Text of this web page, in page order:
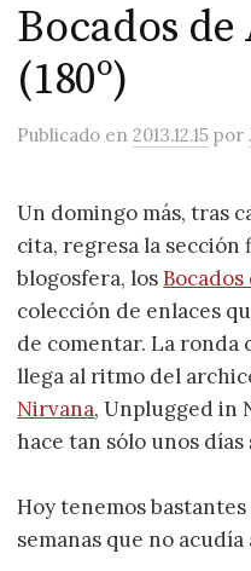
Bocados
(180º)
Publicado en2013.12.15 por
Un domingo más, tras
cita, regresa la sección
blogosfera, los
colección de enlaces
de comentar. La ronda
llega al ritmo del
Nirvana, Unplugged in
hace tan sólo unos
Hoy tenemos
semanas que no